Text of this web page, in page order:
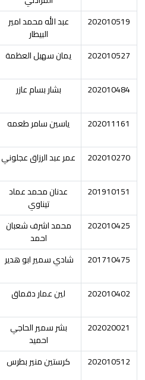
202010519
عبد الله محمد امير
البيطار
202010527
يمان سهيل العظمة
202010484
بشار بسام عازر
202011161
ياسين سامر طعمه
202010270
عمر عبد الرزاق عجلوني
201910151
عدنان محمد عماد
تيناوي
202010425
محمد اشرف شعبان
احمد
201710475
شادي سمير ابو هدير
202010402
لين عمار دقماق
202020021
بشر سمير الحاجي
احميد
202010512
كرستين منير بطرس